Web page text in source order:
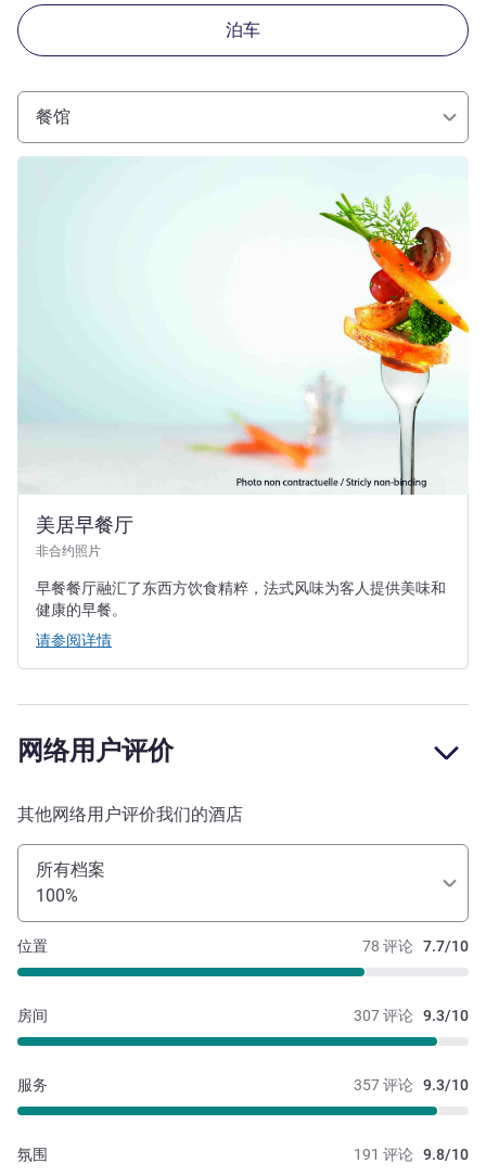
泊车
餐馆
美居早餐厅
非合约照片
请参阅详情
早餐餐厅融汇了东西方饮食精粹，法式风味为客人提供美味和
健康的早餐。
请参阅详情
网络用户评价
其他网络用户评价我们的酒店
所有档案
100%
78 评论 7.7/10
位置
307 评论 9.3/10
房间
357 评论 9.3/10
服务
191 评论 9.8/10
氛围